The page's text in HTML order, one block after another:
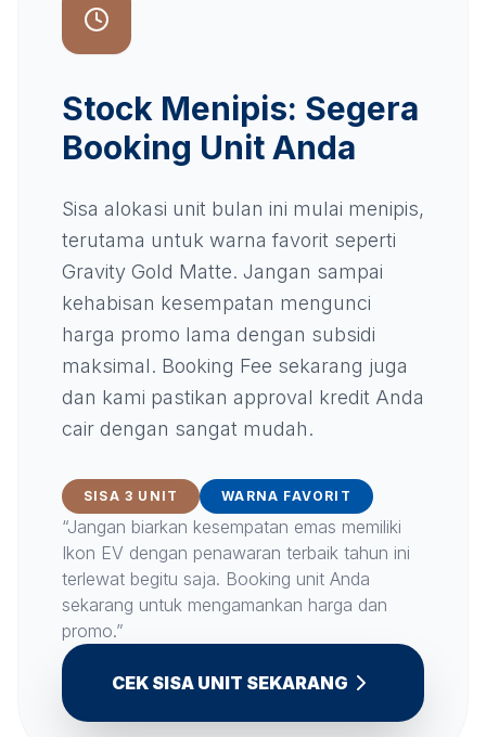
Stock Menipis: Segera
Booking Unit Anda
Sisa alokasi unit bulan ini mulai menipis,
terutama untuk warna favorit seperti
Gravity Gold Matte. Jangan sampai
kehabisan kesempatan mengunci
harga promo lama dengan subsidi
maksimal. Booking Fee sekarang juga
dan kami pastikan approval kredit Anda
cair dengan sangat mudah.
SISA 3 UNIT WARNA FAVORIT
“Jangan biarkan kesempatan emas memiliki
Ikon EV dengan penawaran terbaik tahun ini
terlewat begitu saja. Booking unit Anda
sekarang untuk mengamankan harga dan
promo.”
CEK SISA UNIT SEKARANG